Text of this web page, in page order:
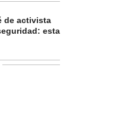
de activista
esta